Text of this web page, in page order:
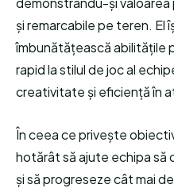
și remarcabile pe teren. El
îmbunătățească abilitățile
rapid la stilul de joc al
creativitate și eficiență în
În ceea ce privește
hotărât să ajute echipa să
și să progreseze cât mai